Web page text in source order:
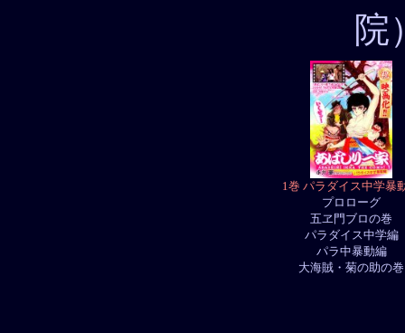
院
1巻 パラダイス中学暴
プロローグ
五ヱ門ブロの巻
パラダイス中学編
パラ中暴動編
大海賊・菊の助の巻